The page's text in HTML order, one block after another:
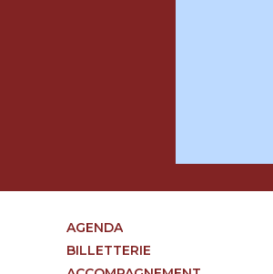
AGENDA
BILLETTERIE